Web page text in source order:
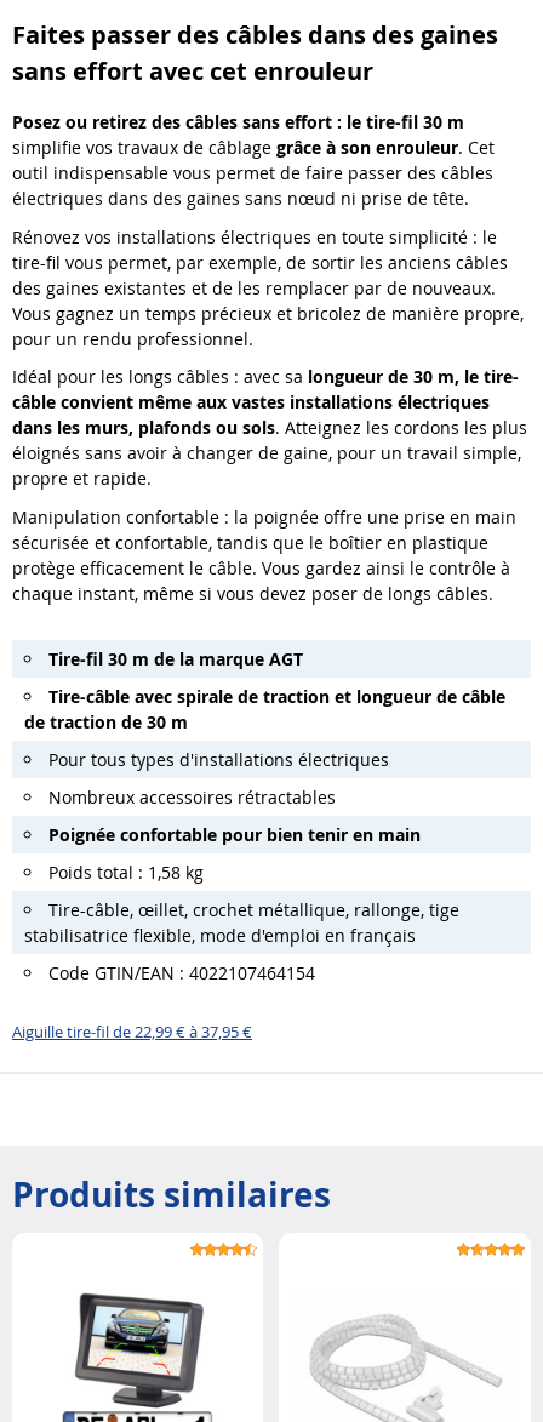
Faites passer des câbles dans des gaines
sans effort avec cet enrouleur
Posez ou retirez des câbles sans effort : le tire-fil 30 m
simplifie vos travaux de câblage grâce à son enrouleur. Cet
outil indispensable vous permet de faire passer des câbles
électriques dans des gaines sans nœud ni prise de tête.
Rénovez vos installations électriques en toute simplicité : le
tire-fil vous permet, par exemple, de sortir les anciens câbles
des gaines existantes et de les remplacer par de nouveaux.
Vous gagnez un temps précieux et bricolez de manière propre,
pour un rendu professionnel.
Idéal pour les longs câbles : avec sa longueur de 30 m, le tire-
câble convient même aux vastes installations électriques
dans les murs, plafonds ou sols. Atteignez les cordons les plus
éloignés sans avoir à changer de gaine, pour un travail simple,
propre et rapide.
Manipulation confortable : la poignée offre une prise en main
sécurisée et confortable, tandis que le boîtier en plastique
protège efficacement le câble. Vous gardez ainsi le contrôle à
chaque instant, même si vous devez poser de longs câbles.
Tire-fil 30 m de la marque AGT
Tire-câble avec spirale de traction et longueur de câble
de traction de 30 m
Pour tous types d'installations électriques
Nombreux accessoires rétractables
Poignée confortable pour bien tenir en main
Poids total : 1,58 kg
Tire-câble, œillet, crochet métallique, rallonge, tige
stabilisatrice flexible, mode d'emploi en français
Code GTIN/EAN : 4022107464154
Aiguille tire-fil de 22,99 € à 37,95 €
Produits similaires